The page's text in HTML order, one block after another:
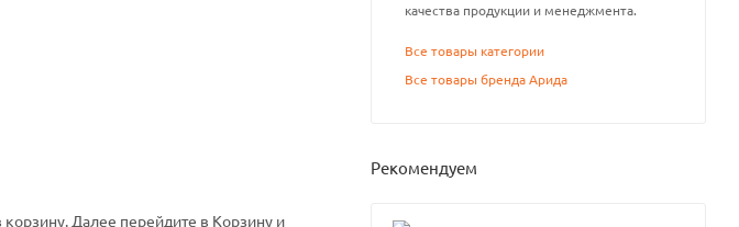
Далее перейдите в Корзину и
качества продукции и менеджмента.
Все товары категории
Все товары бренда Арида
Рекомендуем